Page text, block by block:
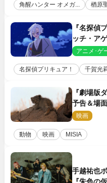
角醒ハンター オメガ... 楢原
『名探偵
ッチ・ア
告状が届く
アニメ･ゲ
名探偵プリキュア！ 千賀光
『劇場版
予告＆場
の赤ちゃん
映画
動物 映画 MISIA
手越祐也